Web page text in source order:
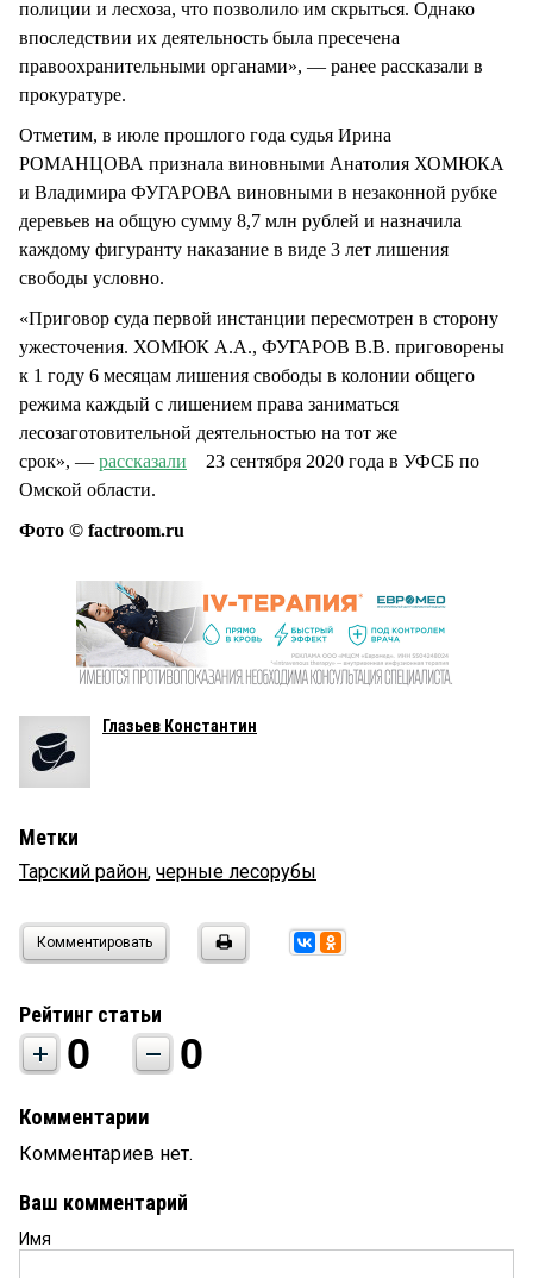
полиции и лесхоза, что позволило им скрыться. Однако
впоследствии их деятельность была пресечена
правоохранительными органами», — ранее рассказали в
прокуратуре.
Отметим, в июле прошлого года судья Ирина
РОМАНЦОВА признала виновными Анатолия ХОМЮКА
и Владимира ФУГАРОВА виновными в незаконной рубке
деревьев на общую сумму 8,7 млн рублей и назначила
каждому фигуранту наказание в виде 3 лет лишения
свободы условно.
«Приговор суда первой инстанции пересмотрен в сторону
ужесточения. ХОМЮК А.А., ФУГАРОВ В.В. приговорены
к 1 году 6 месяцам лишения свободы в колонии общего
режима каждый с лишением права заниматься
лесозаготовительной деятельностью на тот же
срок», — рассказали 23 сентября 2020 года в УФСБ по
Омской области.
Фото © factroom.ru
Глазьев Константин
Метки
Тарский район, черные лесорубы
Комментировать
Рейтинг статьи
0 0
Комментарии
Комментариев нет.
Ваш комментарий
Имя